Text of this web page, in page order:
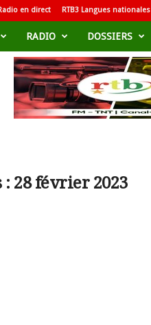
en direct RTB3 Langues nationales
RADIO DOSSIERS
28 février 2023